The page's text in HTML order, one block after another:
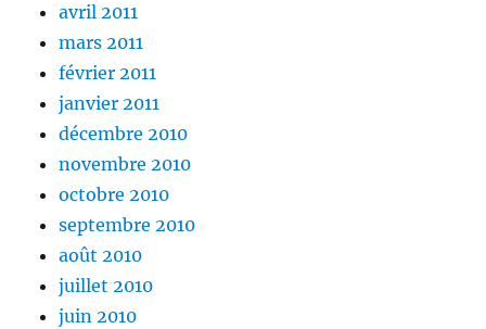
avril 2011
mars 2011
février 2011
janvier 2011
décembre 2010
novembre 2010
octobre 2010
septembre 2010
août 2010
juillet 2010
juin 2010